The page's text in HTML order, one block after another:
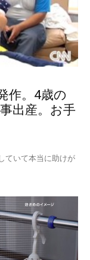
作。4歳の
出産。お手
ていて本当に助けが